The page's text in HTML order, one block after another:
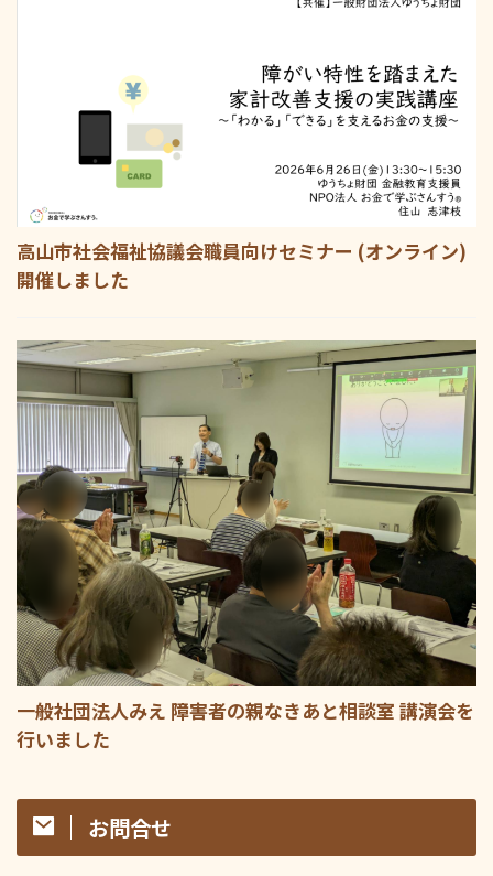
高山市社会福祉協議会職員向けセミナー (オンライン)
開催しました
一般社団法人みえ 障害者の親なきあと相談室 講演会を
行いました
お問合せ